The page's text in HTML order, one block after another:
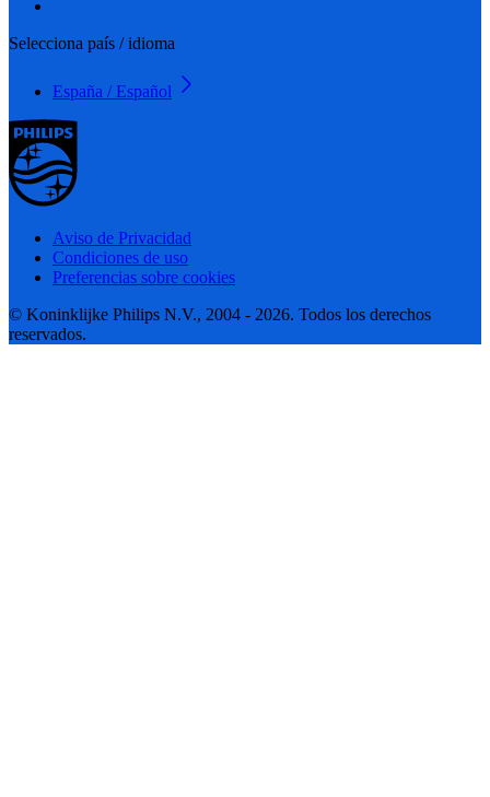
Selecciona país / idioma
España / Español
Aviso de Privacidad
Condiciones de uso
Preferencias sobre cookies
© Koninklijke Philips N.V., 2004 - 2026. Todos los derechos
reservados.